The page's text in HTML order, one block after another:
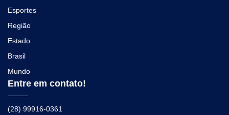
Esportes
Região
Estado
Brasil
Mundo
Entre em contato!
(28) 99916-0361